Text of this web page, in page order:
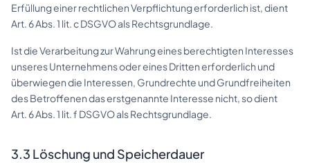
Erfüllung einer rechtlichen Verpflichtung erforderlich ist, dient
Art. 6 Abs. 1 lit. c DSGVO als Rechtsgrundlage.
Ist die Verarbeitung zur Wahrung eines berechtigten Interesses
unseres Unternehmens oder eines Dritten erforderlich und
überwiegen die Interessen, Grundrechte und Grundfreiheiten
des Betroffenen das erstgenannte Interesse nicht, so dient
Art. 6 Abs. 1 lit. f DSGVO als Rechtsgrundlage.
3.3 Löschung und Speicherdauer